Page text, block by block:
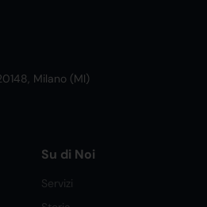
Milano (MI)
Su di Noi
Servizi